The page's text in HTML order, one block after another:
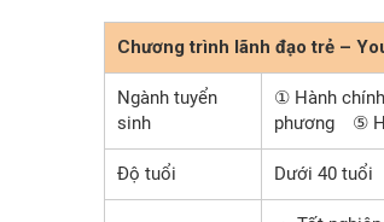
Chương trình lãnh đạo trẻ –
Ngành tuyển
sinh
① Hành
phương ⑤
Độ tuổi Dưới 40 tuổi